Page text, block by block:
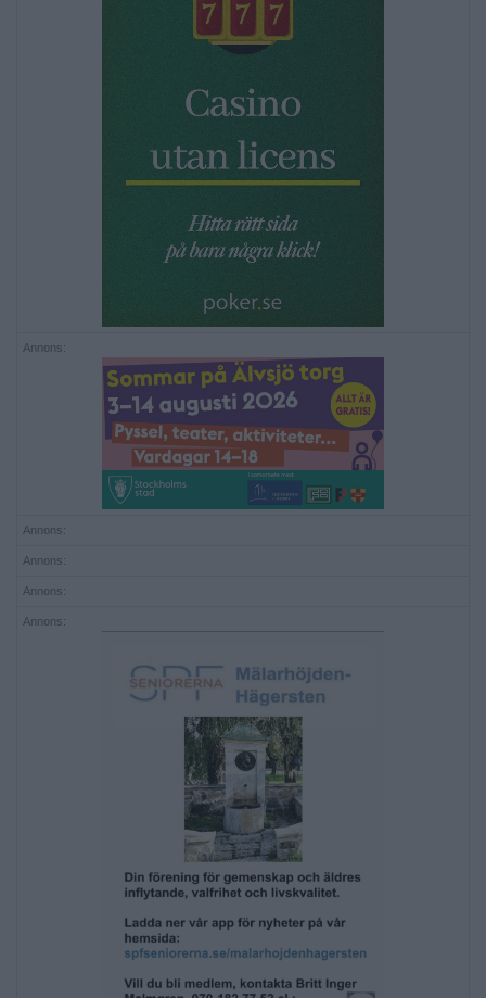
Annons:
Annons:
Annons:
Annons:
Annons: